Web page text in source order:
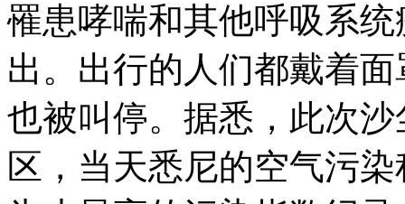
罹患哮喘和其他呼吸系
出。出行的人们都戴着
也被叫停。据悉，此次
区，当天悉尼的空气污